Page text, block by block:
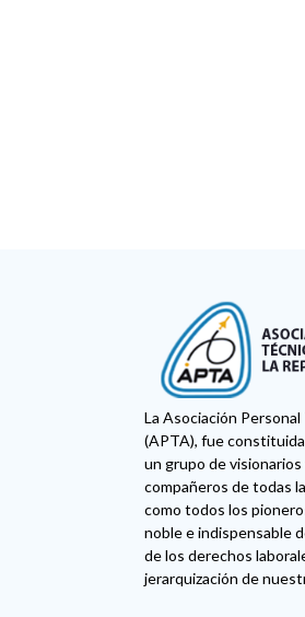
La Asociación
(APTA), fue
un grupo de
compañeros de todas
como todos los
noble e indispensable
de los derechos
jerarquización de